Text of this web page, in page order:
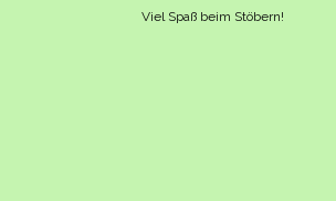
Viel Spaß beim Stöbern!